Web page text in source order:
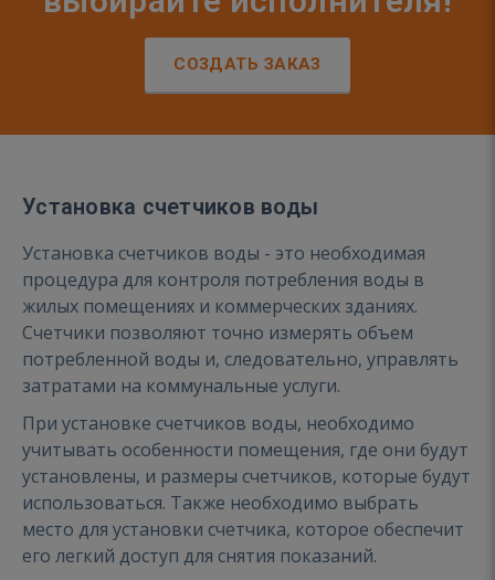
СОЗДАТЬ ЗАКАЗ
Установка счетчиков воды
Установка счетчиков воды - это необходимая
процедура для контроля потребления воды в
жилых помещениях и коммерческих зданиях.
Счетчики позволяют точно измерять объем
потребленной воды и, следовательно, управлять
затратами на коммунальные услуги.
При установке счетчиков воды, необходимо
учитывать особенности помещения, где они будут
установлены, и размеры счетчиков, которые будут
использоваться. Также необходимо выбрать
место для установки счетчика, которое обеспечит
его легкий доступ для снятия показаний.